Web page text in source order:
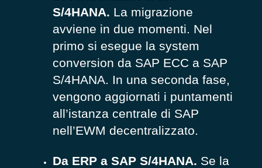
S/4HANA. La migrazione
avviene in due momenti. Nel
primo si esegue la system
conversion da SAP ECC a SAP
S/4HANA. In una seconda fase,
vengono aggiornati i puntamenti
all’istanza centrale di SAP
nell’EWM decentralizzato.
Da ERP a SAP S/4HANA. Se la